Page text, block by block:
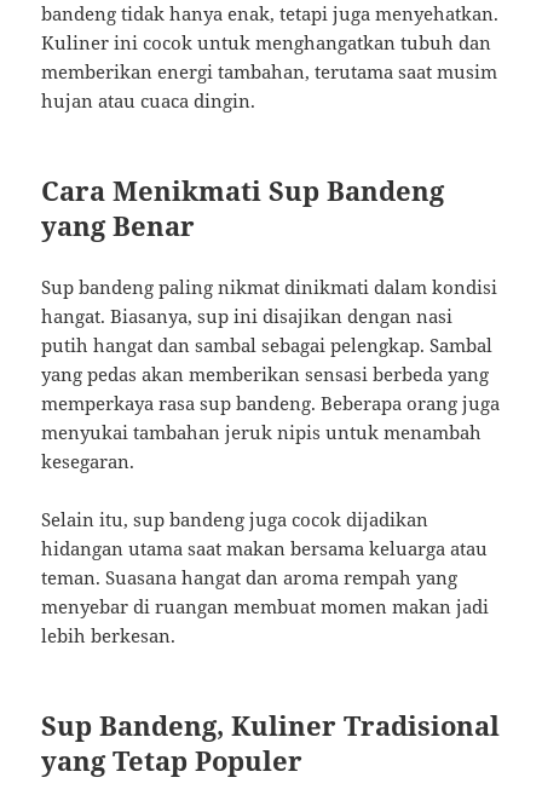
bandeng tidak hanya enak, tetapi juga menyehatkan.
Kuliner ini cocok untuk menghangatkan tubuh dan
memberikan energi tambahan, terutama saat musim
hujan atau cuaca dingin.
Cara Menikmati Sup Bandeng
yang Benar
Sup bandeng paling nikmat dinikmati dalam kondisi
hangat. Biasanya, sup ini disajikan dengan nasi
putih hangat dan sambal sebagai pelengkap. Sambal
yang pedas akan memberikan sensasi berbeda yang
memperkaya rasa sup bandeng. Beberapa orang juga
menyukai tambahan jeruk nipis untuk menambah
kesegaran.
Selain itu, sup bandeng juga cocok dijadikan
hidangan utama saat makan bersama keluarga atau
teman. Suasana hangat dan aroma rempah yang
menyebar di ruangan membuat momen makan jadi
lebih berkesan.
Sup Bandeng, Kuliner Tradisional
yang Tetap Populer